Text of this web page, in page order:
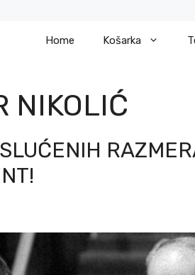
Home Košarka
NIKOLIĆ